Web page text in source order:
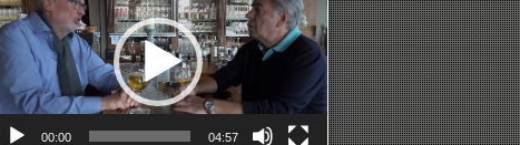
00:00 04:57